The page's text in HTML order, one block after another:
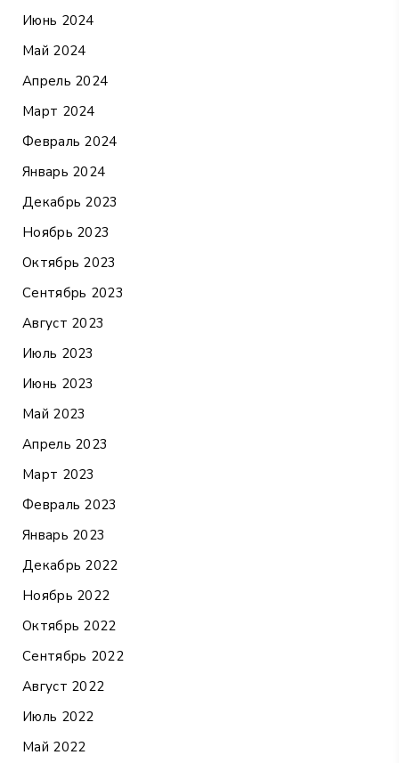
Июнь 2024
Май 2024
Апрель 2024
Март 2024
Февраль 2024
Январь 2024
Декабрь 2023
Ноябрь 2023
Октябрь 2023
Сентябрь 2023
Август 2023
Июль 2023
Июнь 2023
Май 2023
Апрель 2023
Март 2023
Февраль 2023
Январь 2023
Декабрь 2022
Ноябрь 2022
Октябрь 2022
Сентябрь 2022
Август 2022
Июль 2022
Май 2022